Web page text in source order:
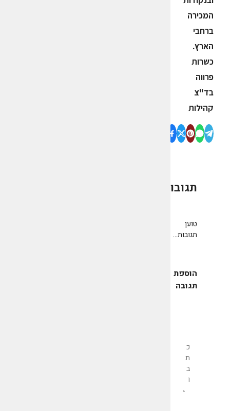
המכירה
ברחבי
הארץ.
כשרות
פרווה
בד"צ
קהילות
תגובות
טוען
תגובות...
הוספת
תגובה